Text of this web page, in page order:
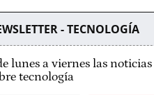
- TECNOLOGÍA
lunes a viernes las noticias
tecnología